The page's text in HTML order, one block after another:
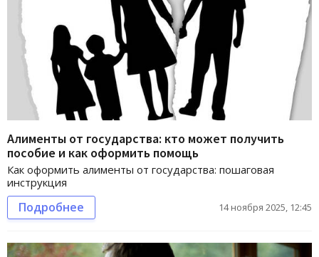
Алименты от государства: кто может получить
пособие и как оформить помощь
Как оформить алименты от государства: пошаговая
инструкция
Подробнее 14 ноября 2025, 12:45